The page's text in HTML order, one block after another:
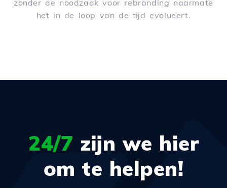
zonder de noodzaak voor rebranding naarmate
het in de loop van de tijd evolueert.
24/7 zijn we hier
om te helpen!